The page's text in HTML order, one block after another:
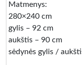
Matmenys:
280×240 cm
gylis – 92 cm
aukštis – 90 cm
sėdynės gylis /